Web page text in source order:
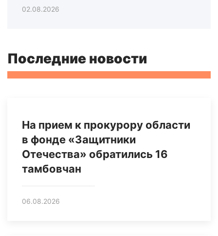
02.08.2026
Последние новости
На прием к прокурору области
в фонде «Защитники
Отечества» обратились 16
тамбовчан
06.08.2026